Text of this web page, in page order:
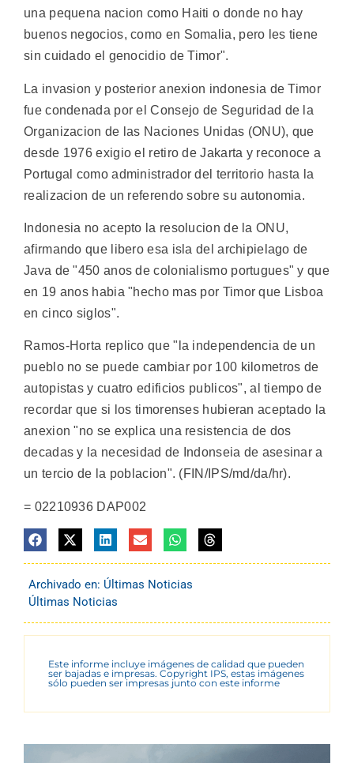
una pequena nacion como Haiti o donde no hay
buenos negocios, como en Somalia, pero les tiene
sin cuidado el genocidio de Timor".
La invasion y posterior anexion indonesia de Timor
fue condenada por el Consejo de Seguridad de la
Organizacion de las Naciones Unidas (ONU), que
desde 1976 exigio el retiro de Jakarta y reconoce a
Portugal como administrador del territorio hasta la
realizacion de un referendo sobre su autonomia.
Indonesia no acepto la resolucion de la ONU,
afirmando que libero esa isla del archipielago de
Java de "450 anos de colonialismo portugues" y que
en 19 anos habia "hecho mas por Timor que Lisboa
en cinco siglos".
Ramos-Horta replico que "la independencia de un
pueblo no se puede cambiar por 100 kilometros de
autopistas y cuatro edificios publicos", al tiempo de
recordar que si los timorenses hubieran aceptado la
anexion "no se explica una resistencia de dos
decadas y la necesidad de Indonseia de asesinar a
un tercio de la poblacion". (FIN/IPS/md/da/hr).
= 02210936 DAP002
Archivado en: Últimas Noticias
Últimas Noticias
Este informe incluye imágenes de calidad que pueden
ser bajadas e impresas. Copyright IPS, estas imágenes
sólo pueden ser impresas junto con este informe